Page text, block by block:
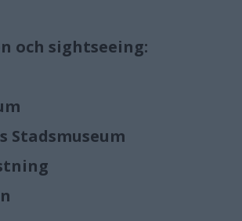
och sightseeing:
Stadsmuseum